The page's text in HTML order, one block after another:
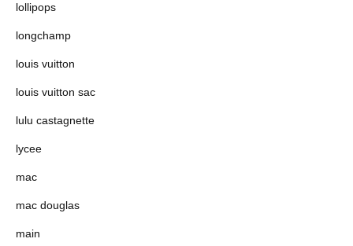
lollipops
longchamp
louis vuitton
louis vuitton sac
lulu castagnette
lycee
mac
mac douglas
main